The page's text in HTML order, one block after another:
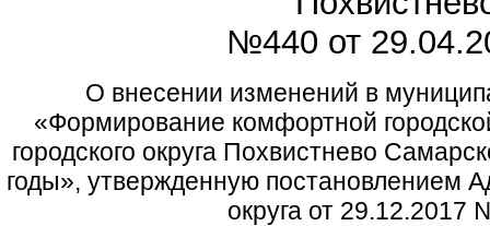
№440 от
О внесении изменений в
«Формирование комфортной
городского округа Похвистнево
годы», утвержденную постановлением
округа от 29.12.2017